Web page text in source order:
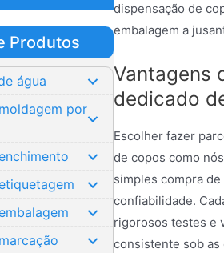
Produtos
água
por
dispensação de
embalagem a
Vantagens
dedicado
Escolher fazer
de copos como
simples compra
confiabilidade.
rigorosos testes e
consistente sob